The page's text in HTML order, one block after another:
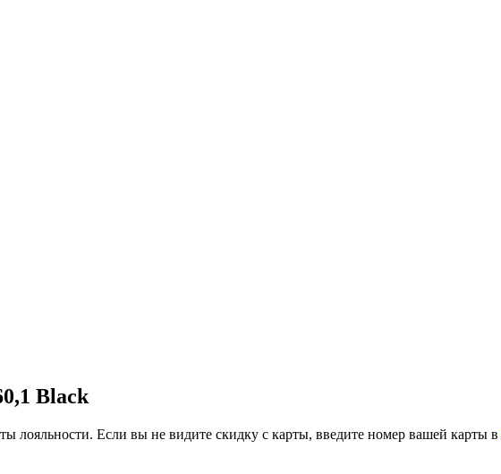
Black
лояльности. Если вы не видите скидку с карты, введите номер вашей карты в